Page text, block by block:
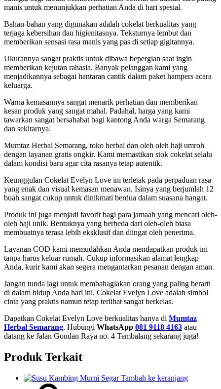
manis untuk menunjukkan perhatian Anda di hari spesial.
Bahan-bahan yang digunakan adalah cokelat berkualitas yang
terjaga kebersihan dan higienitasnya. Teksturnya lembut dan
memberikan sensasi rasa manis yang pas di setiap gigitannya.
Ukurannya sangat praktis untuk dibawa bepergian saat ingin
memberikan kejutan rahasia. Banyak pelanggan kami yang
menjadikannya sebagai hantaran cantik dalam paket hampers acara
keluarga.
Warna kemasannya sangat menarik perhatian dan memberikan
kesan produk yang sangat mahal. Padahal, harga yang kami
tawarkan sangat bersahabat bagi kantong Anda warga Semarang
dan sekitarnya.
Mumtaz Herbal Semarang, toko herbal dan oleh oleh haji umroh
dengan layanan gratis ongkir. Kami memastikan stok cokelat selalu
dalam kondisi baru agar cita rasanya tetap autentik.
Keunggulan Cokelat Evelyn Love ini terletak pada perpaduan rasa
yang enak dan visual kemasan menawan. Isinya yang berjumlah 12
buah sangat cukup untuk dinikmati berdua dalam suasana hangat.
Produk ini juga menjadi favorit bagi para jamaah yang mencari oleh-
oleh haji unik. Bentuknya yang berbeda dari oleh-oleh biasa
membuatnya terasa lebih eksklusif dan diingat oleh penerima.
Layanan COD kami memudahkan Anda mendapatkan produk ini
tanpa harus keluar rumah. Cukup informasikan alamat lengkap
Anda, kurir kami akan segera mengantarkan pesanan dengan aman.
Jangan tunda lagi untuk membahagiakan orang yang paling berarti
di dalam hidup Anda hari ini. Cokelat Evelyn Love adalah simbol
cinta yang praktis namun tetap terlihat sangat berkelas.
Dapatkan Cokelat Evelyn Love berkualitas hanya di Mumtaz
Herbal Semarang. Hubungi WhatsApp 081 9118 4163 atau
datang ke Jalan Gondan Raya no. 4 Tembalang sekarang juga!
Produk Terkait
Tambah ke keranjang